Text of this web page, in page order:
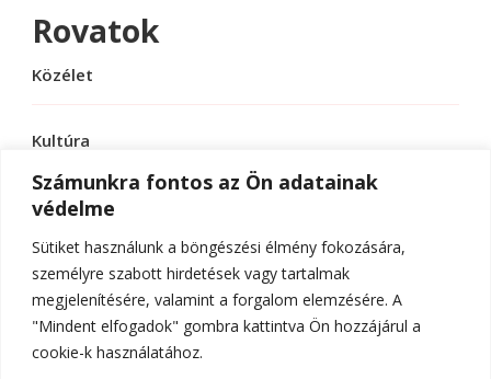
Számunkra fontos az Ön adatainak
védelme
Sütiket használunk a böngészési élmény fokozására,
személyre szabott hirdetések vagy tartalmak
megjelenítésére, valamint a forgalom elemzésére. A
"Mindent elfogadok" gombra kattintva Ön hozzájárul a
cookie-k használatához.
Rovatok
Közélet
Kultúra
Sport
Tudomány